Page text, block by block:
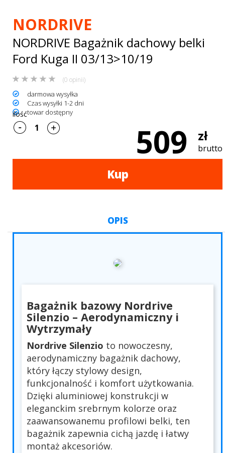
AKCESORIA
SPORTOWE
Turystyka
Przyczepy
samochodowe
NORDRIVE
NORDRIVE Bagażnik dachowy belki
Ford Kuga II 03/13>10/19
(0 opinii)
darmowa wysyłka
Czas wysyłki 1-2 dni
towar dostępny
509 zł
brutto
ilość
Kup
OPIS
Bagażnik bazowy Nordrive
Silenzio – Aerodynamiczny i
Wytrzymały
Nordrive Silenzio to nowoczesny,
aerodynamiczny bagażnik dachowy,
który łączy stylowy design,
funkcjonalność i komfort użytkowania.
Dzięki aluminiowej konstrukcji w
eleganckim srebrnym kolorze oraz
zaawansowanemu profilowi belki, ten
bagażnik zapewnia cichą jazdę i łatwy
montaż akcesoriów.